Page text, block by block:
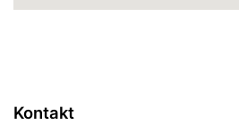
Kontakt